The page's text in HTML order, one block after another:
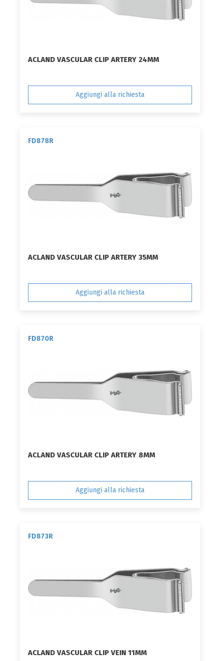
ACLAND VASCULAR CLIP ARTERY 24MM
Aggiungi alla richiesta
FD878R
ACLAND VASCULAR CLIP ARTERY 35MM
Aggiungi alla richiesta
FD870R
ACLAND VASCULAR CLIP ARTERY 8MM
Aggiungi alla richiesta
FD873R
ACLAND VASCULAR CLIP VEIN 11MM